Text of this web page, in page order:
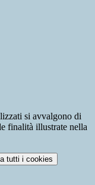
si avvalgono di
finalità illustrate nella
tutti i cookies